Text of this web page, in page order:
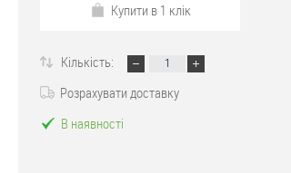
Купити в 1 клік
Кількість:
Розрахувати доставку
В наявності